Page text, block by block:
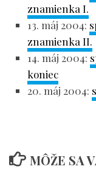
znamienka I.
13. máj 2004:
znamienka II.
14. máj 2004:
koniec
20. máj 2004:
MÔŽE SA